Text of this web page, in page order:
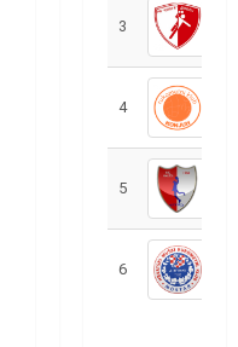
3
4
5
6